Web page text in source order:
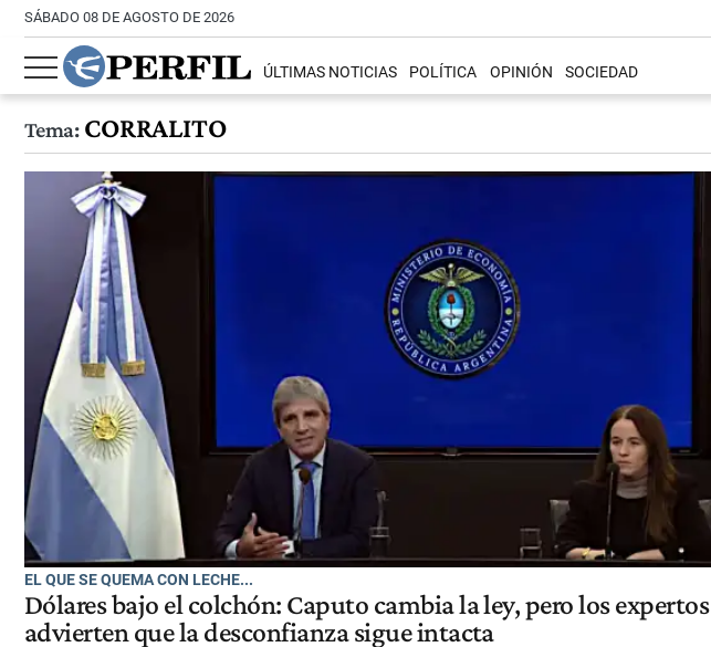
SÁBADO 08 DE AGOSTO DE 2026
ÚLTIMAS NOTICIAS POLÍTICA OPINIÓN SOCIEDAD
Tema:CORRALITO
EL QUE SE QUEMA CON LECHE...
Dólares bajo el colchón: Caputo cambia la ley, pero los expertos
advierten que la desconfianza sigue intacta